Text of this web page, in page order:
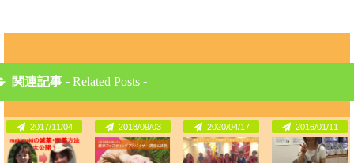
関連記事 - Related Posts -
2017/11/04 2018/09/03 2020/04/17 2016/01/11